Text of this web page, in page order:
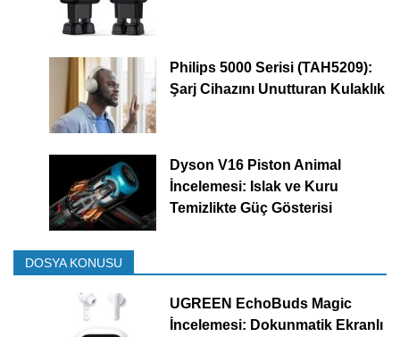
Philips 5000 Serisi (TAH5209):
Şarj Cihazını Unutturan Kulaklık
Dyson V16 Piston Animal
İncelemesi: Islak ve Kuru
Temizlikte Güç Gösterisi
DOSYA KONUSU
UGREEN EchoBuds Magic
İncelemesi: Dokunmatik Ekranlı